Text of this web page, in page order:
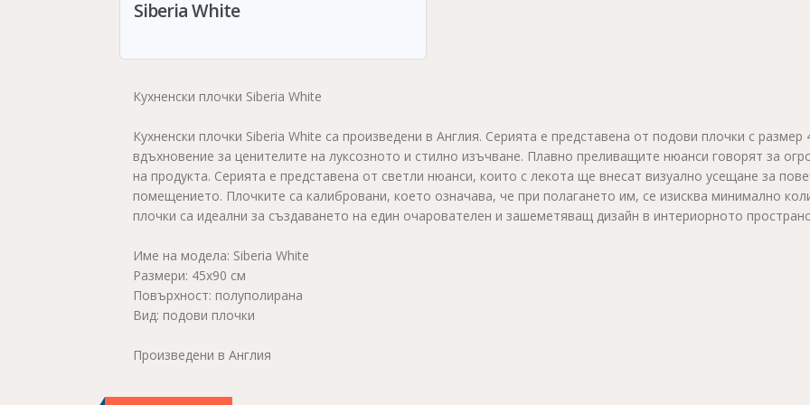
Siberia White
Кухненски плочки Siberia White
Кухненски плочки Siberia White са произведени в Англия. Серията е представена от подови плочки с
вдъхновение за ценителите на луксозното и стилно изъчване. Плавно преливащите нюанси говорят за
на продукта. Серията е представена от светли нюанси, които с лекота ще внесат визуално усещане за
помещението. Плочките са калибровани, което означава, че при полагането им, се изисква минимално
плочки са идеални за създаването на един очарователен и зашеметяващ дизайн в интериорното
Име на модела: Siberia White
Размери: 45x90 см
Повърхност: полуполирана
Вид: подови плочки
Произведени в Англия